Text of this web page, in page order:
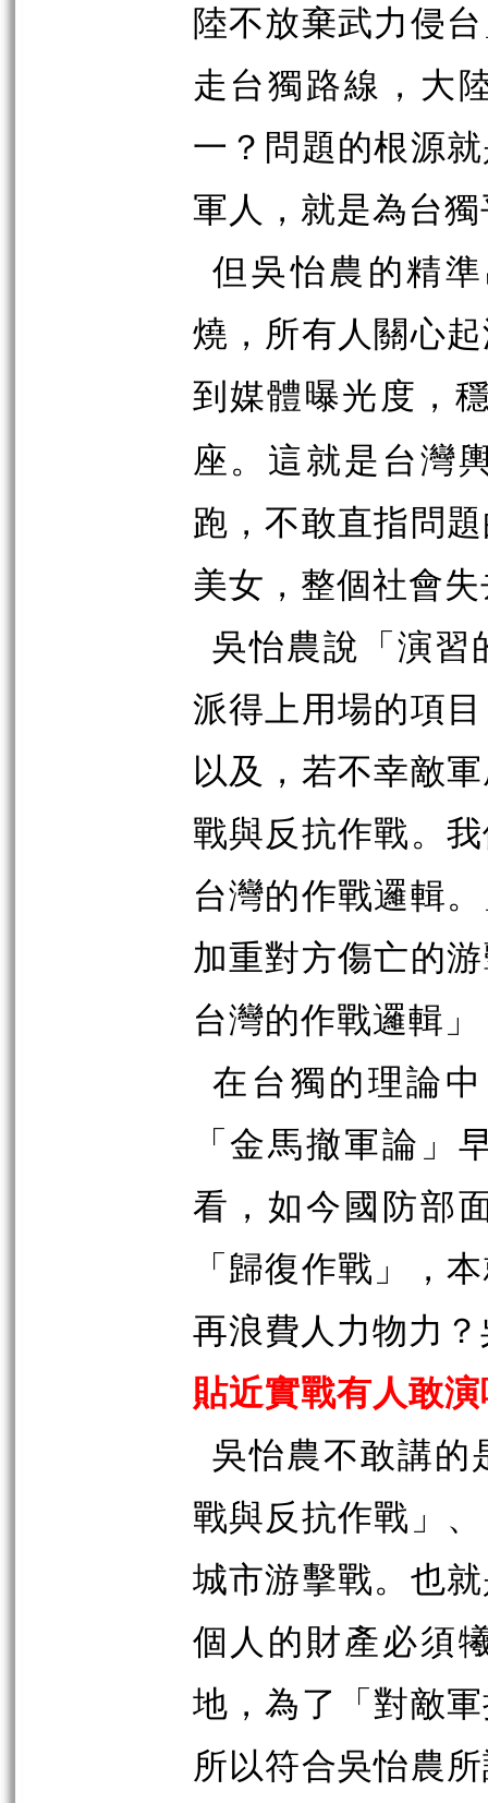
陸不放棄武力侵
走台獨路線，大
一？問題的根源
軍人，就是為台
但吳怡農的精
燒，所有人關心
到媒體曝光度，
座。這就是台灣
跑，不敢直指問
美女，整個社會
吳怡農說「演習
派得上用場的項
以及，若不幸敵
戰與反抗作戰。
台灣的作戰邏輯
加重對方傷亡的
台灣的作戰邏輯
在台獨的理論
「金馬撤軍論」
看，如今國防部
「歸復作戰」，
再浪費人力物力
貼近實戰有人敢
吳怡農不敢講的
戰與反抗作戰」
城市游擊戰。也
個人的財產必須
地，為了「對敵
所以符合吳怡農